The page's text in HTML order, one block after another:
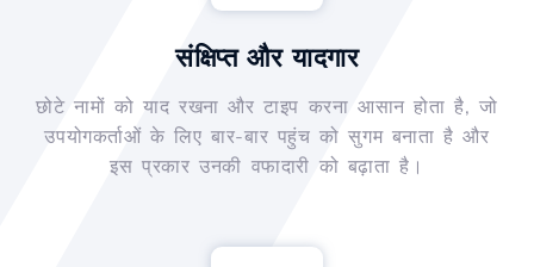
संक्षिप्त और यादगार
छोटे नामों को याद रखना और टाइप करना आसान होता है, जो
उपयोगकर्ताओं के लिए बार-बार पहुंच को सुगम बनाता है और
इस प्रकार उनकी वफादारी को बढ़ाता है।